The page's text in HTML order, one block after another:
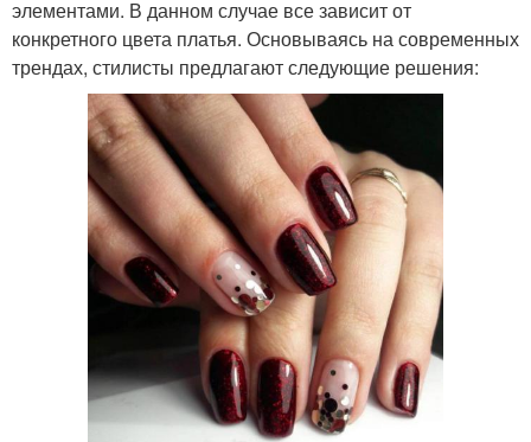
элементами. В данном случае все зависит от
конкретного цвета платья. Основываясь на современных
трендах, стилисты предлагают следующие решения: